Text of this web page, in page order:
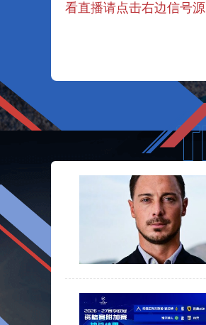
看直播请点击右边信号源